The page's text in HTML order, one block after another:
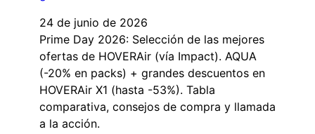
24 de junio de 2026
Prime Day 2026: Selección de las mejores
ofertas de HOVERAir (vía Impact). AQUA
(-20% en packs) + grandes descuentos en
HOVERAir X1 (hasta -53%). Tabla
comparativa, consejos de compra y llamada
a la acción.